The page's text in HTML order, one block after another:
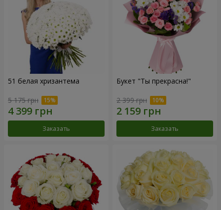
51 белая хризантема
5 175 грн
Заказать
Букет "Ты прекрасна!"
2 399 грн
Заказать